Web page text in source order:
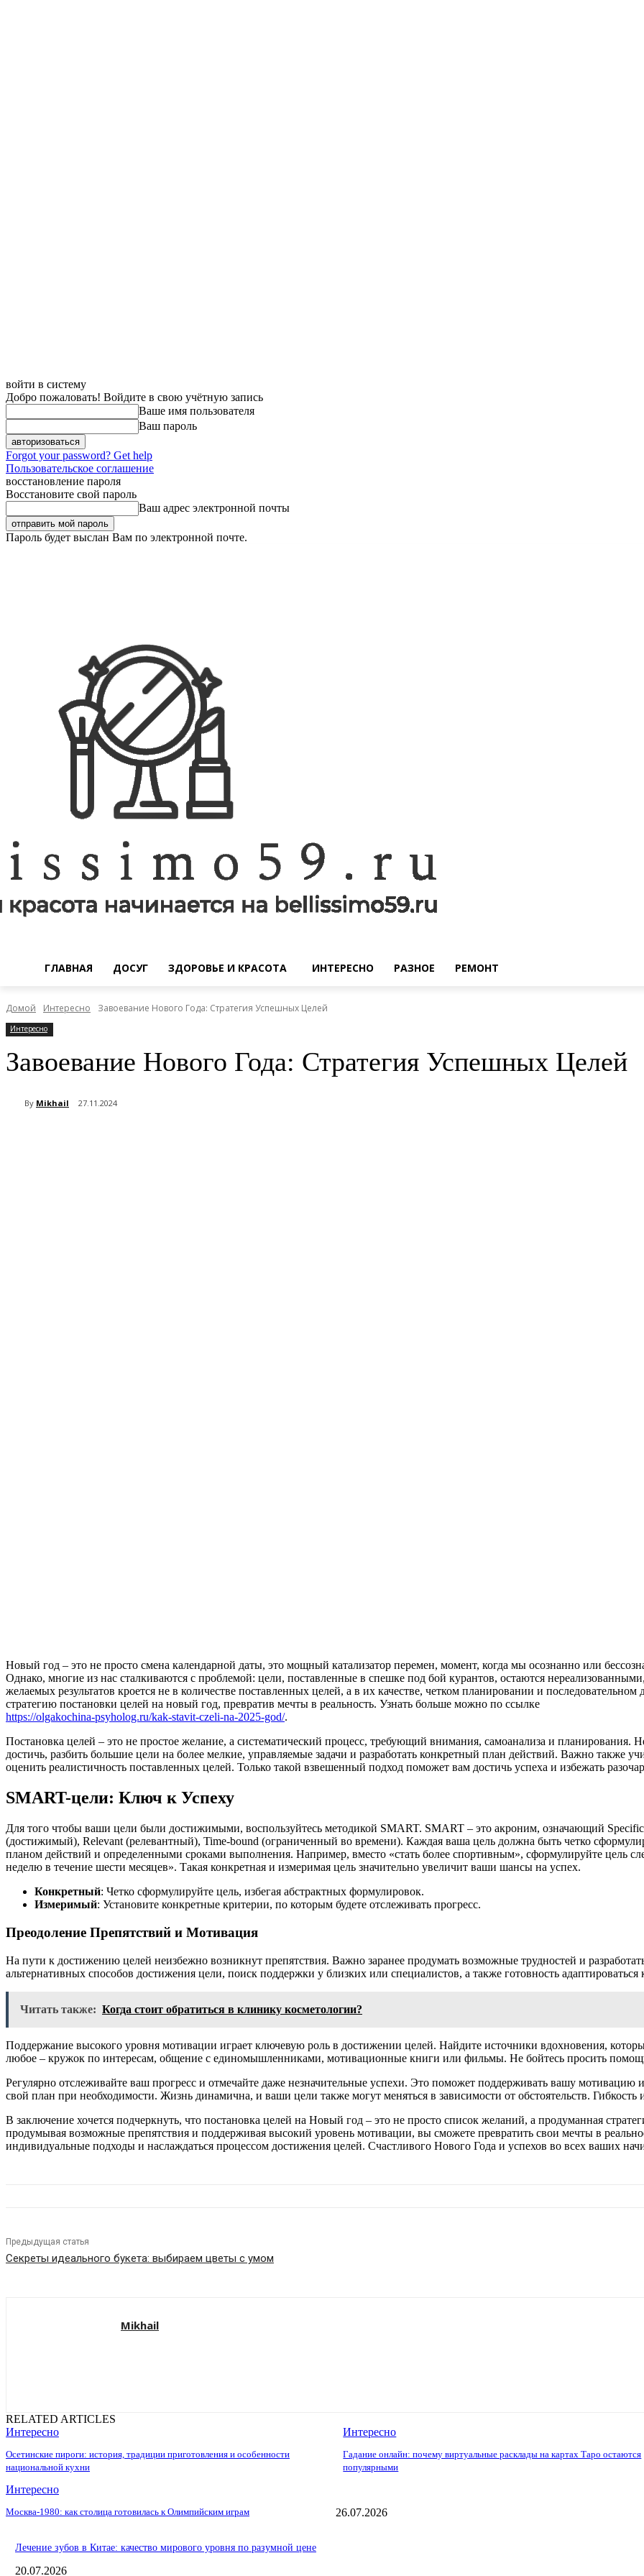
войти в систему
Добро пожаловать! Войдите в свою учётную запись
Ваше имя пользователя
Ваш пароль
Forgot your password? Get help
Пользовательское соглашение
восстановление пароля
Восстановите свой пароль
Ваш адрес электронной почты
Пароль будет выслан Вам по электронной почте.
ГЛАВНАЯ ДОСУГ ЗДОРОВЬЕ И КРАСОТА ИНТЕРЕСНО РАЗНОЕ РЕМОНТ
Домой Интересно Завоевание Нового Года: Стратегия Успешных Целей
Интересно
Завоевание Нового Года: Стратегия Успешных Целей
By Mikhail 27.11.2024
Новый год – это не просто смена календарной даты, это мощный катализатор перемен, момент, когда мы осознанно или
Однако, многие из нас сталкиваются с проблемой: цели, поставленные в спешке под бой курантов, остаются
желаемых результатов кроется не в количестве поставленных целей, а в их качестве, четком планировании и
стратегию постановки целей на новый год, превратив мечты в реальность. Узнать больше можно по ссылке
https://olgakochina-psyholog.ru/kak-stavit-czeli-na-2025-god/.
Постановка целей – это не простое желание, а систематический процесс, требующий внимания, самоанализа и планирования.
достичь, разбить большие цели на более мелкие, управляемые задачи и разработать конкретный план действий. Важно также
оценить реалистичность поставленных целей. Только такой взвешенный подход поможет вам достичь успеха и избежать
SMART-цели: Ключ к Успеху
Для того чтобы ваши цели были достижимыми, воспользуйтесь методикой SMART. SMART – это акроним, означающий
(достижимый), Relevant (релевантный), Time-bound (ограниченный во времени). Каждая ваша цель должна быть четко
планом действий и определенными сроками выполнения. Например, вместо «стать более спортивным», сформулируйте цель
неделю в течение шести месяцев». Такая конкретная и измеримая цель значительно увеличит ваши шансы на успех.
Конкретный: Четко сформулируйте цель, избегая абстрактных формулировок.
Измеримый: Установите конкретные критерии, по которым будете отслеживать прогресс.
Преодоление Препятствий и Мотивация
На пути к достижению целей неизбежно возникнут препятствия. Важно заранее продумать возможные трудностей и
альтернативных способов достижения цели, поиск поддержки у близких или специалистов, а также готовность
Читать также: Когда стоит обратиться в клинику косметологии?
Поддержание высокого уровня мотивации играет ключевую роль в достижении целей. Найдите источники вдохновения,
любое – кружок по интересам, общение с единомышленниками, мотивационные книги или фильмы. Не бойтесь просить
Регулярно отслеживайте ваш прогресс и отмечайте даже незначительные успехи. Это поможет поддерживать вашу мотивацию
свой план при необходимости. Жизнь динамична, и ваши цели также могут меняться в зависимости от обстоятельств.
В заключение хочется подчеркнуть, что постановка целей на Новый год – это не просто список желаний, а продуманная
продумывая возможные препятствия и поддерживая высокий уровень мотивации, вы сможете превратить свои мечты в
индивидуальные подходы и наслаждаться процессом достижения целей. Счастливого Нового Года и успехов во всех ваших
Предыдущая статья
Секреты идеального букета: выбираем цветы с умом
Mikhail
RELATED ARTICLES
Интересно
Осетинские пироги: история, традиции приготовления и особенности
национальной кухни
Интересно
Гадание онлайн: почему виртуальные расклады на картах Таро остаются
популярными
Интересно
Москва-1980: как столица готовилась к Олимпийским играм 26.07.2026
Лечение зубов в Китае: качество мирового уровня по разумной цене
20.07.2026